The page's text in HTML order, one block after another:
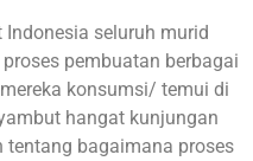
seluruh murid
pembuatan berbagai
konsumsi/ temui di
hangat kunjungan
bagaimana proses